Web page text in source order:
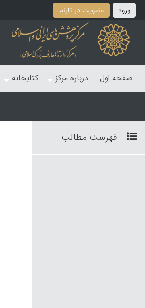
ورود عضویت در تارنما
صفحه اول درباره مرکز کتابخانه
فهرست مطالب